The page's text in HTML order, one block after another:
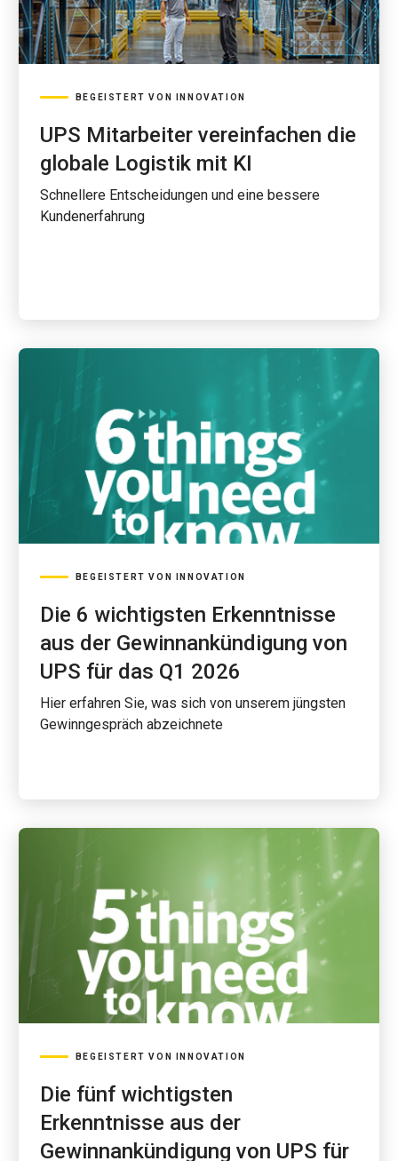
BEGEISTERT VON INNOVATION
UPS Mitarbeiter vereinfachen die
globale Logistik mit KI
Schnellere Entscheidungen und eine bessere
Kundenerfahrung
BEGEISTERT VON INNOVATION
Die 6 wichtigsten Erkenntnisse
aus der Gewinnankündigung von
UPS für das Q1 2026
Hier erfahren Sie, was sich von unserem jüngsten
Gewinngespräch abzeichnete
BEGEISTERT VON INNOVATION
Die fünf wichtigsten
Erkenntnisse aus der
Gewinnankündigung von UPS für